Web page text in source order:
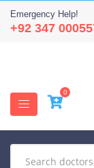
Emergency Help!
+92 347
0